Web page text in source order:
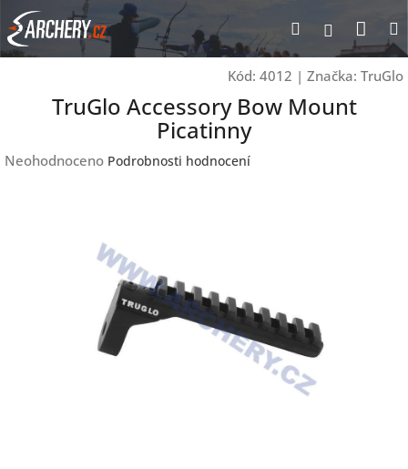
Přejít
na
obsah
Hledat
Kód: 4012 | Značka: TruGlo
TruGlo Accessory Bow Mount
Picatinny
Průměrné
Neohodnoceno Podrobnosti hodnocení